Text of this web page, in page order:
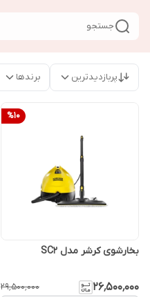
جستجو
پربازدیدترین برندها
%10
بخارشوی کرشر مدل SC2
۲۶٬۵۰۰٬۰۰۰ ۲۹٬۵۰۰٬۰۰۰